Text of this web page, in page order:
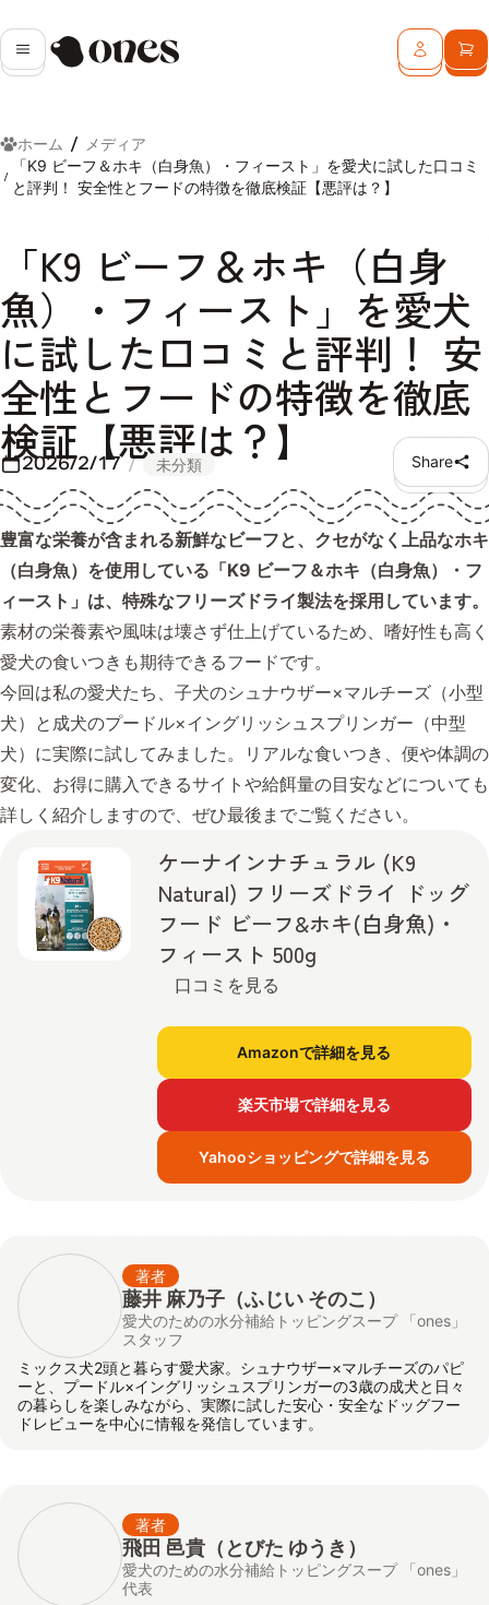
メニューOnes ログインカ
ホーム
メディア
「K9 ビーフ＆ホキ（白身魚）・フィースト」を愛犬に試した口コミ
と評判！ 安全性とフードの特徴を徹底検証【悪評は？】
「K9 ビーフ＆ホキ（白身
魚）・フィースト」を愛犬
に試した口コミと評判！ 安
全性とフードの特徴を徹底
検証【悪評は？】
2026/2/17 未分類 Share
豊富な栄養が含まれる新鮮なビーフと、クセがなく上品なホキ
（白身魚）を使用している「K9 ビーフ＆ホキ（白身魚）・フ
ィースト」は、特殊なフリーズドライ製法を採用しています。
素材の栄養素や風味は壊さず仕上げているため、嗜好性も高く
愛犬の食いつきも期待できるフードです。
今回は私の愛犬たち、子犬のシュナウザー×マルチーズ（小型
犬）と成犬のプードル×イングリッシュスプリンガー（中型
犬）に実際に試してみました。リアルな食いつき、便や体調の
変化、お得に購入できるサイトや給餌量の目安などについても
詳しく紹介しますので、ぜひ最後までご覧ください。
ケーナインナチュラル (K9
Natural) フリーズドライ ドッグ
フード ビーフ&ホキ(白身魚)・
フィースト 500g
口コミを見る
Amazonで詳細を見る
楽天市場で詳細を見る
Yahooショッピングで詳細を見る
著者
藤井 麻乃子（ふじい そのこ）
愛犬のための水分補給トッピングスープ 「ones」
スタッフ
ミックス犬2頭と暮らす愛犬家。シュナウザー×マルチーズのパピ
ーと、プードル×イングリッシュスプリンガーの3歳の成犬と日々
の暮らしを楽しみながら、実際に試した安心・安全なドッグフー
ドレビューを中心に情報を発信しています。
著者
飛田 邑貴 （とびた ゆうき）
愛犬のための水分補給トッピングスープ 「ones」
代表